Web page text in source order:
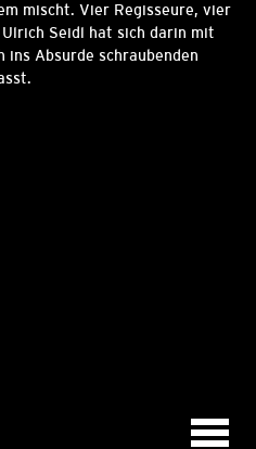
mischt.Vier Regisseure, vier
lrich Seidl hat sich darin mit
Absurde schraubenden